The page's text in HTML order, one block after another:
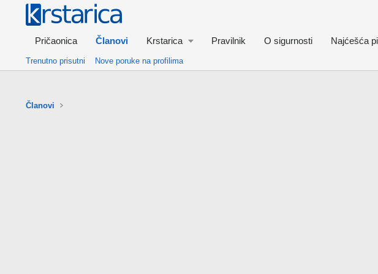
Pričaonica Članovi Krstarica Pravilnik O sigurnosti Najćešća
Trenutno prisutni Nove poruke na profilima
Članovi